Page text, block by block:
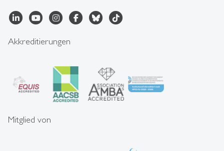
Akkreditierungen
Mitglied von